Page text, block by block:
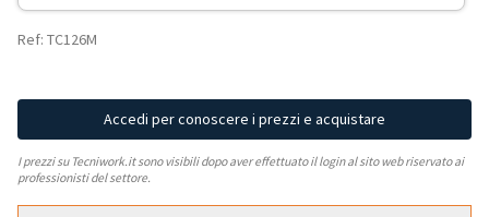
Ref: TC126M
Accedi per conoscere i prezzi e acquistare
I prezzi su Tecniwork.it sono visibili dopo aver effettuato il login al sito web riservato ai
professionisti del settore.